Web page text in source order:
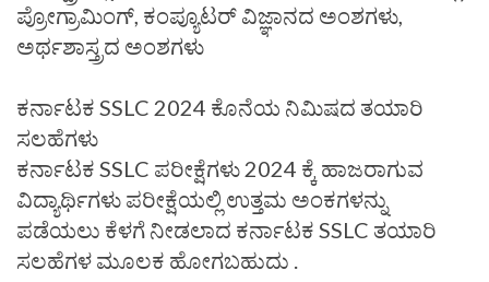
ಪ್ರೋಗ್ರಾಮಿಂಗ್, ಕಂಪ್ಯೂಟರ್ ವಿಜ್ಞಾನದ ಅಂಶಗಳು,
ಅರ್ಥಶಾಸ್ತ್ರದ ಅಂಶಗಳು
ಕರ್ನಾಟಕ SSLC 2024 ಕೊನೆಯ ನಿಮಿಷದ ತಯಾರಿ
ಸಲಹೆಗಳು
ಕರ್ನಾಟಕ SSLC ಪರೀಕ್ಷೆಗಳು 2024 ಕ್ಕೆ ಹಾಜರಾಗುವ
ವಿದ್ಯಾರ್ಥಿಗಳು ಪರೀಕ್ಷೆಯಲ್ಲಿ ಉತ್ತಮ ಅಂಕಗಳನ್ನು
ಪಡೆಯಲು ಕೆಳಗೆ ನೀಡಲಾದ ಕರ್ನಾಟಕ SSLC ತಯಾರಿ
ಸಲಹೆಗಳ ಮೂಲಕ ಹೋಗಬಹುದು .